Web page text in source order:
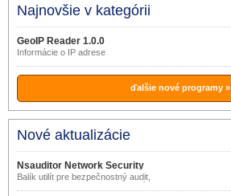
Najnovšie v kategórii
GeoIP Reader 1.0.0
Informácie o IP adrese
ďalšie nové programy »
Nové aktualizácie
Nsauditor Network Security
Audítor 3.0.14
Balík utilít pre bezpečnostný audit,
monitorovanie a skenovanie sietí.